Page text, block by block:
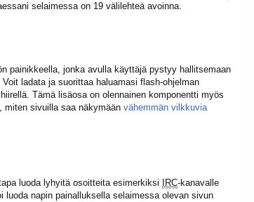
selaimessa on 19 välilehteä avoinna.
painikkeella, jonka avulla käyttäjä pystyy hallitsemaan
ladata ja suorittaa haluamasi flash-ohjelman
Tämä lisäosa on olennainen komponentti myös
sivuilla saa näkymään vähemmän vilkkuvia
luoda lyhyitä osoitteita esimerkiksi IRC-kanavalle
luoda napin painalluksella selaimessa olevan sivun